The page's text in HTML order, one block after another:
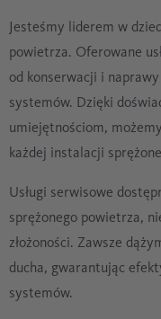
Jesteśmy liderem w
powietrza. Oferowane
od konserwacji i
systemów. Dzięki
umiejętnościom,
każdej instalacji
Usługi serwisowe
sprężonego powietrza,
złożoności. Zawsze
ducha, gwarantując
systemów.